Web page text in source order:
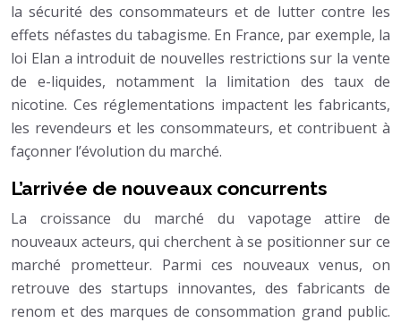
la sécurité des consommateurs et de lutter contre les
effets néfastes du tabagisme. En France, par exemple, la
loi Elan a introduit de nouvelles restrictions sur la vente
de e-liquides, notamment la limitation des taux de
nicotine. Ces réglementations impactent les fabricants,
les revendeurs et les consommateurs, et contribuent à
façonner l’évolution du marché.
L’arrivée de nouveaux concurrents
La croissance du marché du vapotage attire de
nouveaux acteurs, qui cherchent à se positionner sur ce
marché prometteur. Parmi ces nouveaux venus, on
retrouve des startups innovantes, des fabricants de
renom et des marques de consommation grand public.